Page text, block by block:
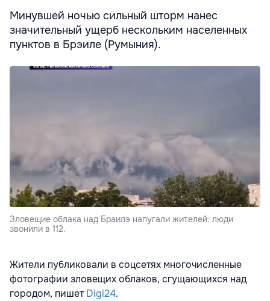
Минувшей ночью сильный шторм нанес
значительный ущерб нескольким населенных
пунктов в Брэиле (Румыния).
Зловещие облака над Браилэ напугали жителей: люди
звонили в 112.
Жители публиковали в соцсетях многочисленные
фотографии зловещих облаков, сгущающихся над
городом, пишетDigi24.